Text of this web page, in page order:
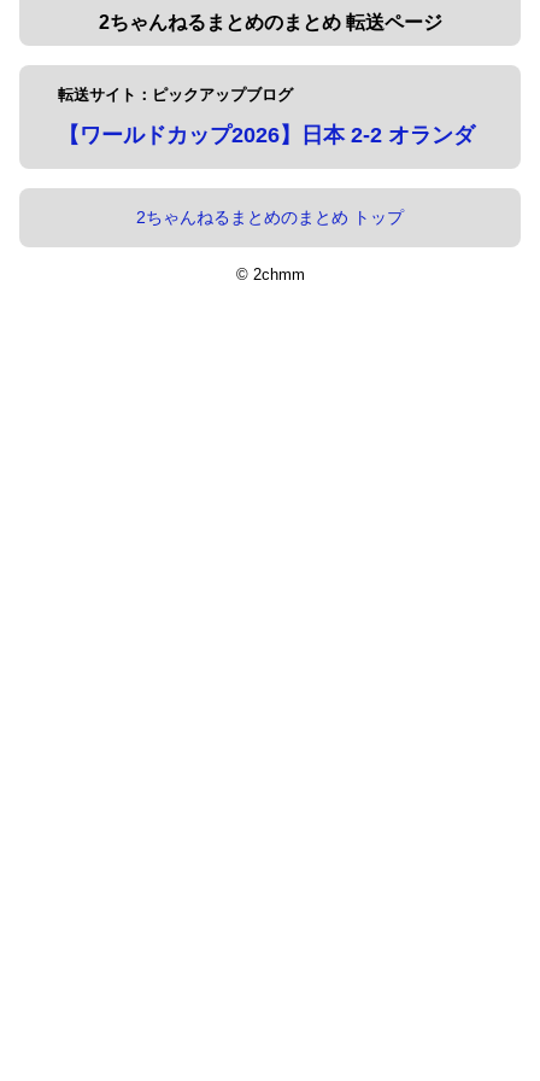
2ちゃんねるまとめのまとめ 転送ページ
転送サイト：ピックアップブログ
【ワールドカップ2026】日本 2-2 オランダ
2ちゃんねるまとめのまとめ トップ
© 2chmm